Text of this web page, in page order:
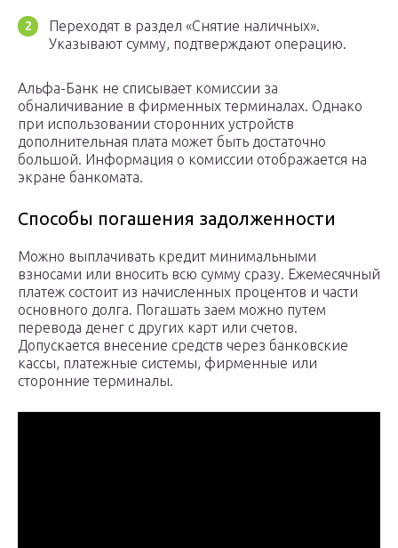
Переходят в раздел «Снятие наличных».
Указывают сумму, подтверждают операцию.
Альфа-Банк не списывает комиссии за
обналичивание в фирменных терминалах. Однако
при использовании сторонних устройств
дополнительная плата может быть достаточно
большой. Информация о комиссии отображается на
экране банкомата.
Способы погашения задолженности
Можно выплачивать кредит минимальными
взносами или вносить всю сумму сразу. Ежемесячный
платеж состоит из начисленных процентов и части
основного долга. Погашать заем можно путем
перевода денег с других карт или счетов.
Допускается внесение средств через банковские
кассы, платежные системы, фирменные или
сторонние терминалы.